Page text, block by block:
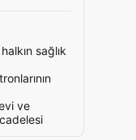
sağlık
ve